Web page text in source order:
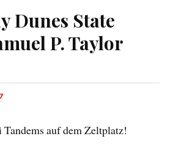
Dunes State
P. Taylor
auf dem Zeltplatz!